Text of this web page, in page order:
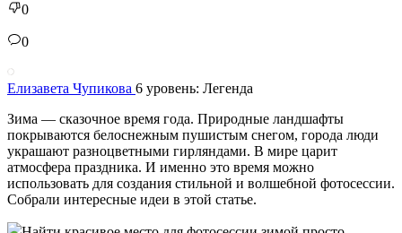
0
0
Елизавета Чупикова 6 уровень: Легенда
Зима — сказочное время года. Природные ландшафты
покрываются белоснежным пушистым снегом, города люди
украшают разноцветными гирляндами. В мире царит
атмосфера праздника. И именно это время можно
использовать для создания стильной и волшебной фотосессии.
Собрали интересные идеи в этой статье.